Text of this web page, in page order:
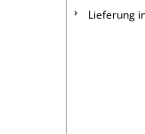
Lieferung